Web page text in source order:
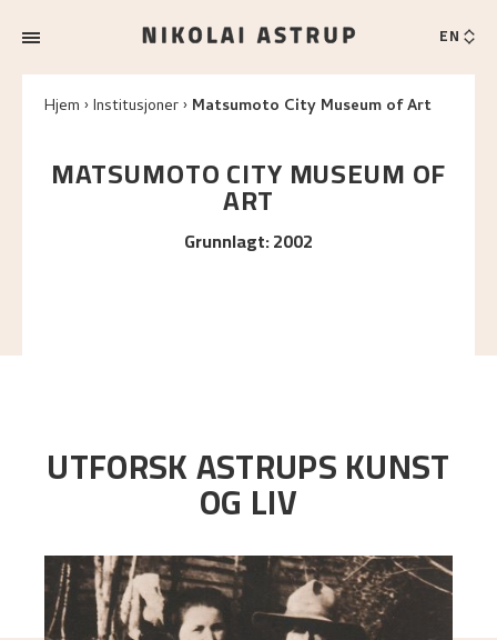
EN
Hjem Institusjoner Matsumoto City Museum of Art
MATSUMOTO CITY MUSEUM OF
ART
Grunnlagt:2002
UTFORSK ASTRUPS KUNST
OG LIV